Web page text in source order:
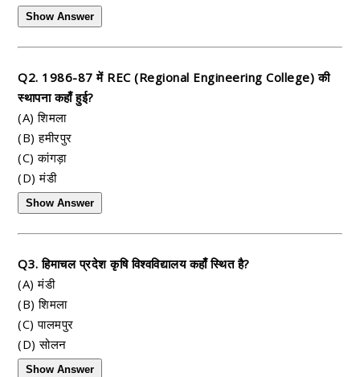
Show Answer
Q2. 1986-87 में REC (Regional Engineering College) की
स्थापना कहाँ हुई?
(A) शिमला
(B) हमीरपुर
(C) कांगड़ा
(D) मंडी
Show Answer
Q3. हिमाचल प्रदेश कृषि विश्वविद्यालय कहाँ स्थित है?
(A) मंडी
(B) शिमला
(C) पालमपुर
(D) सोलन
Show Answer